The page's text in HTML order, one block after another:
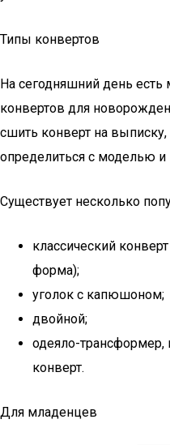
Типы конвертов
На сегодняшний день
конвертов для
сшить конверт на
определиться с моделью
Существует несколько
классический
форма);
уголок с капюшоном;
двойной;
одеяло-трансформер,
конверт.
Для младенцев